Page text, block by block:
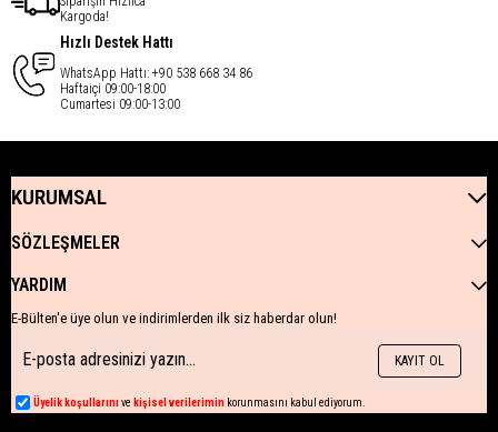
Kargoda!
Hızlı Destek Hattı
WhatsApp Hattı: +90 538 668 34 86
Haftaiçi 09:00-18:00
Cumartesi 09:00-13:00
KURUMSAL
SÖZLEŞMELER
YARDIM
E-Bülten'e üye olun ve indirimlerden ilk siz haberdar olun!
KAYIT OL
Üyelik koşullarını ve kişisel verilerimin korunmasını kabul ediyorum.